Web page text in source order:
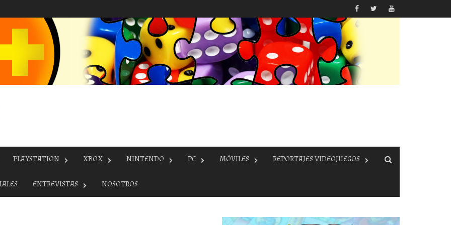
PLAYSTATION XBOX NINTENDO PC MÓVILES REPORTAJES VIDEOJUEGOS
ENTREVISTAS NOSOTROS